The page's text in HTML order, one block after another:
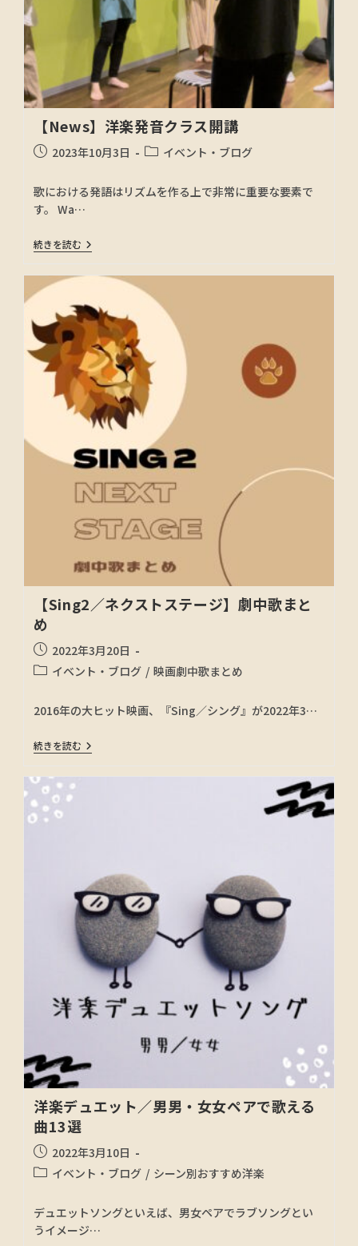
【News】洋楽発音クラス開講
2023年10月3日 イベント・ブログ
歌における発語はリズムを作る上で非常に重要な要素で
す。 Wa…
続きを読む
【Sing2／ネクストステージ】劇中歌まと
め
2022年3月20日
イベント・ブログ / 映画劇中歌まとめ
2016年の大ヒット映画、『Sing／シング』が2022年3…
続きを読む
洋楽デュエット／男男・女女ペアで歌える
曲13選
2022年3月10日
イベント・ブログ / シーン別おすすめ洋楽
デュエットソングといえば、男女ペアでラブソングとい
うイメージ…